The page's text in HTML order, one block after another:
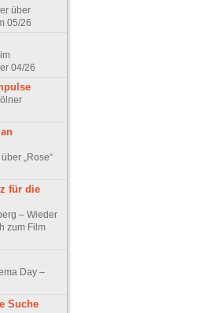
über
05/26
04/26
„Rose“
für die
– Wieder
zum Film
Day –
Suche